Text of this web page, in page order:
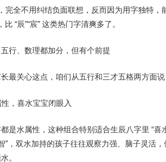
完全不用纠结负面联想，反而因为用字独特，
“辰”“宸” 这类热门字清爽多了。
行、数理都加分，但有个前提
最关心这点，咱们从五行和三才五格两方面说
，喜水宝宝闭眼入
都是水属性，这种组合特别适合生辰八字里 “
”，双水加持的孩子往往观察力强、脑子灵活
。